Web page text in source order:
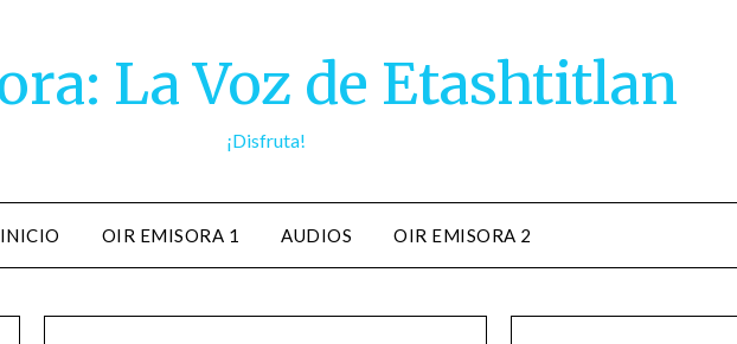
La Voz de Etashtitlan
¡Disfruta!
INICIO OIR EMISORA 1 AUDIOS OIR EMISORA 2